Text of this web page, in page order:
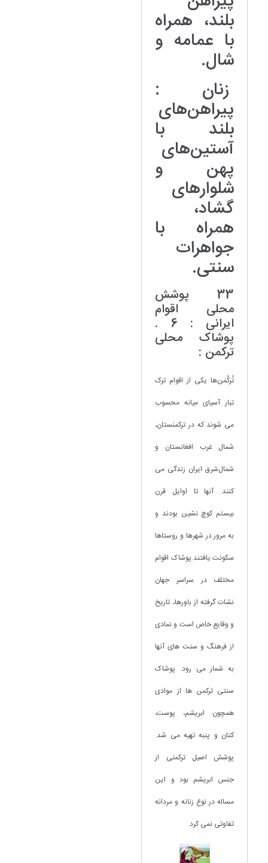
بلند، همراه
با عمامه و
شال.
زنان :
پیراهن‌های
بلند با
آستین‌های
پهن و
شلوارهای
گشاد،
همراه با
جواهرات
سنتی.
33 پوشش
محلی اقوام
ایرانی : 6 .
پوشاک محلی
ترکمن :
تُرکْمَن‌ها یکی از اقوام ترک
تبار آسیای میانه محسوب
می شوند که در ترکمنستان،
شمال غرب افغانستان و
شمال‌شرق ایران زندگی می
کنند. آنها تا اوایل قرن
بیستم کوچ نشین بودند و
به مرور در شهرها و روستاها
سکونت یافتند.پوشاک اقوام
مختلف در سراسر جهان
نشات گرفته از باورها، تاریخ
و وقایع خاص است و نمادی
از فرهنگ و سنت های آنها
به شمار می رود. پوشاک
سنتی ترکمن ها از موادی
همچون ابریشم‌، پوست‌،
کتان‌ و پنبه‌ تهیه می شد.
پوشش اصیل‌ ترکمنی‌ از
جنس‌ ابریشم‌ بود و این
مساله در نوع زنانه و مردانه
تفاوتی نمی کرد.